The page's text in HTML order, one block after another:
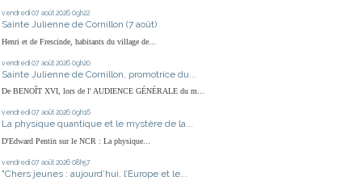
vendredi 07 août 2026 09h22
Sainte Julienne de Cornillon (7 août)
Henri et de Frescinde, habitants du village de...
vendredi 07 août 2026 09h20
Sainte Julienne de Cornillon, promotrice du...
De BENOÎT XVI, lors de l' AUDIENCE GÉNÉRALE du m...
vendredi 07 août 2026 09h16
La physique quantique et le mystère de la...
D'Edward Pentin sur le NCR : La physique...
vendredi 07 août 2026 08h57
"Chers jeunes : aujourd’hui, l’Europe et le...